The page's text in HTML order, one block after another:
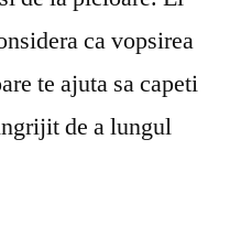
ca vopsirea
te ajuta sa capeti
de a lungul